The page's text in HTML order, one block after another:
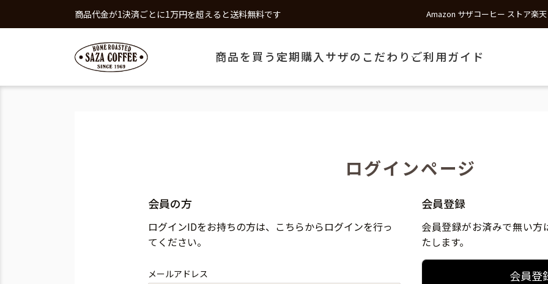
商品代金が1決済ごとに1万円を超えると送料無料です Amazon サザコーヒー ストア楽
商品を買う 定期購入 サザのこだわり ご利用ガイド
ログインページ
会員の方
ログインIDをお持ちの方は、こちらからログインを行っ
てください。
メールアドレス
会員登録
会員登録がお済みで無い
たします。
会員登